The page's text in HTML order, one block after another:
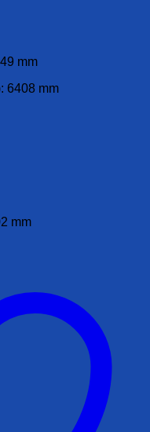
mm
6408 mm
mm